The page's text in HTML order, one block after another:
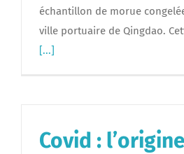
échantillon de morue
ville portuaire de Qingdao.
[...]
Covid :